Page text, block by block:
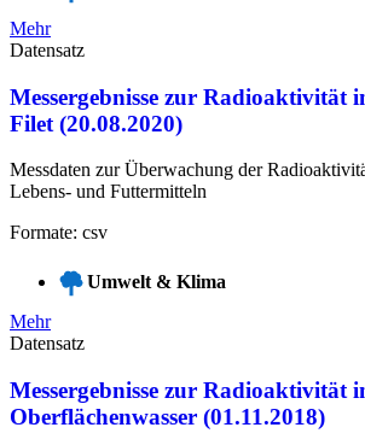
Mehr
Datensatz
Messergebnisse zur Radioaktivität
Filet (20.08.2020)
Messdaten zur Überwachung der
Lebens- und Futtermitteln
Formate: csv
Umwelt & Klima
Mehr
Datensatz
Messergebnisse zur Radioaktivität
Oberflächenwasser (01.11.2018)